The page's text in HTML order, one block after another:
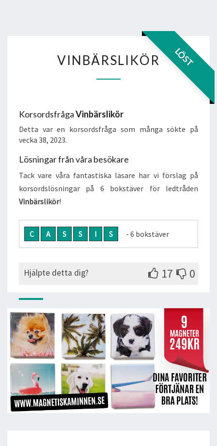
LÖST
VINBÄRSLIKÖR
VINBÄRSLIKÖR
KorsordsfrågaVinbärslikör
Detta var en korsordsfråga som många sökte på
vecka 38, 2023.
Lösningar från våra besökare
Tack vare våra fantastiska läsare har vi förslag på
korsordslösningar på 6 bokstäver för ledtråden
Vinbärslikör!
C A S S I S - 6 bokstäver
Hjälpte detta dig? 17 0